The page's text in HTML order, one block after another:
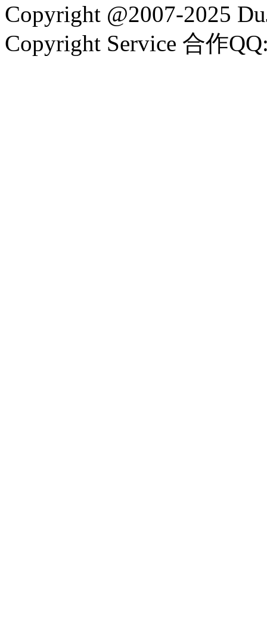
Copyright @2007-2025
Copyright Service 合作